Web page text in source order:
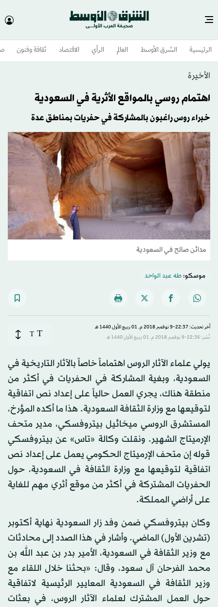
الرئيسية الشرق الأوسط​ العالم الرأي الاقتصاد ثقافة وفنون
الأخيرة
اهتمام روسي بالمواقع الأثرية في السعودية
خبراء روس راغبون بالمشاركة في حفريات بمناطق عدة
مدائن صالح في السعودية
موسكو:طه عبد الواحد
آخر تحديث: 22:37-9 نوفمبر 2018 م ـ 01 ربيع الأول 1440 هـ
نُشر: 22:36-9 نوفمبر 2018 م ـ 01 ربيع الأول 1440 هـ
T
T
يولي علماء الآثار الروس اهتماماً خاصاً بالآثار التاريخية في
السعودية، وبغية المشاركة في الحفريات في أكثر من
منطقة هناك، يجري العمل حالياً على إعداد نص اتفاقية
لتوقيعها مع وزارة الثقافة السعودية. هذا ما أكده المؤرخ،
المستشرق الروسي ميخائيل بيتروفسكي، مدير متحف
الإرميتاج الشهير. ونقلت وكالة «تاس» عن بيتروفسكي
قوله إن متحف الإرميتاج الحكومي يعمل على إعداد نص
اتفاقية لتوقيعها مع وزارة الثقافة في السعودية، حول
الحفريات المشتركة في أكثر من موقع أثري مهم للغاية
على أراضي المملكة.
وكان بيتروفسكي ضمن وفد زار السعودية نهاية أكتوبر
(تشرين الأول) الماضي. وأشار في هذا الصدد إلى محادثات
مع وزير الثقافة في السعودية، الأمير بدر بن عبد الله بن
محمد الفرحان آل سعود، وقال: «بحثنا خلال اللقاء مع
وزير الثقافة في السعودية المعايير الرئيسية لاتفاقية
حول العمل المشترك لعلماء الآثار الروس، في بعثات